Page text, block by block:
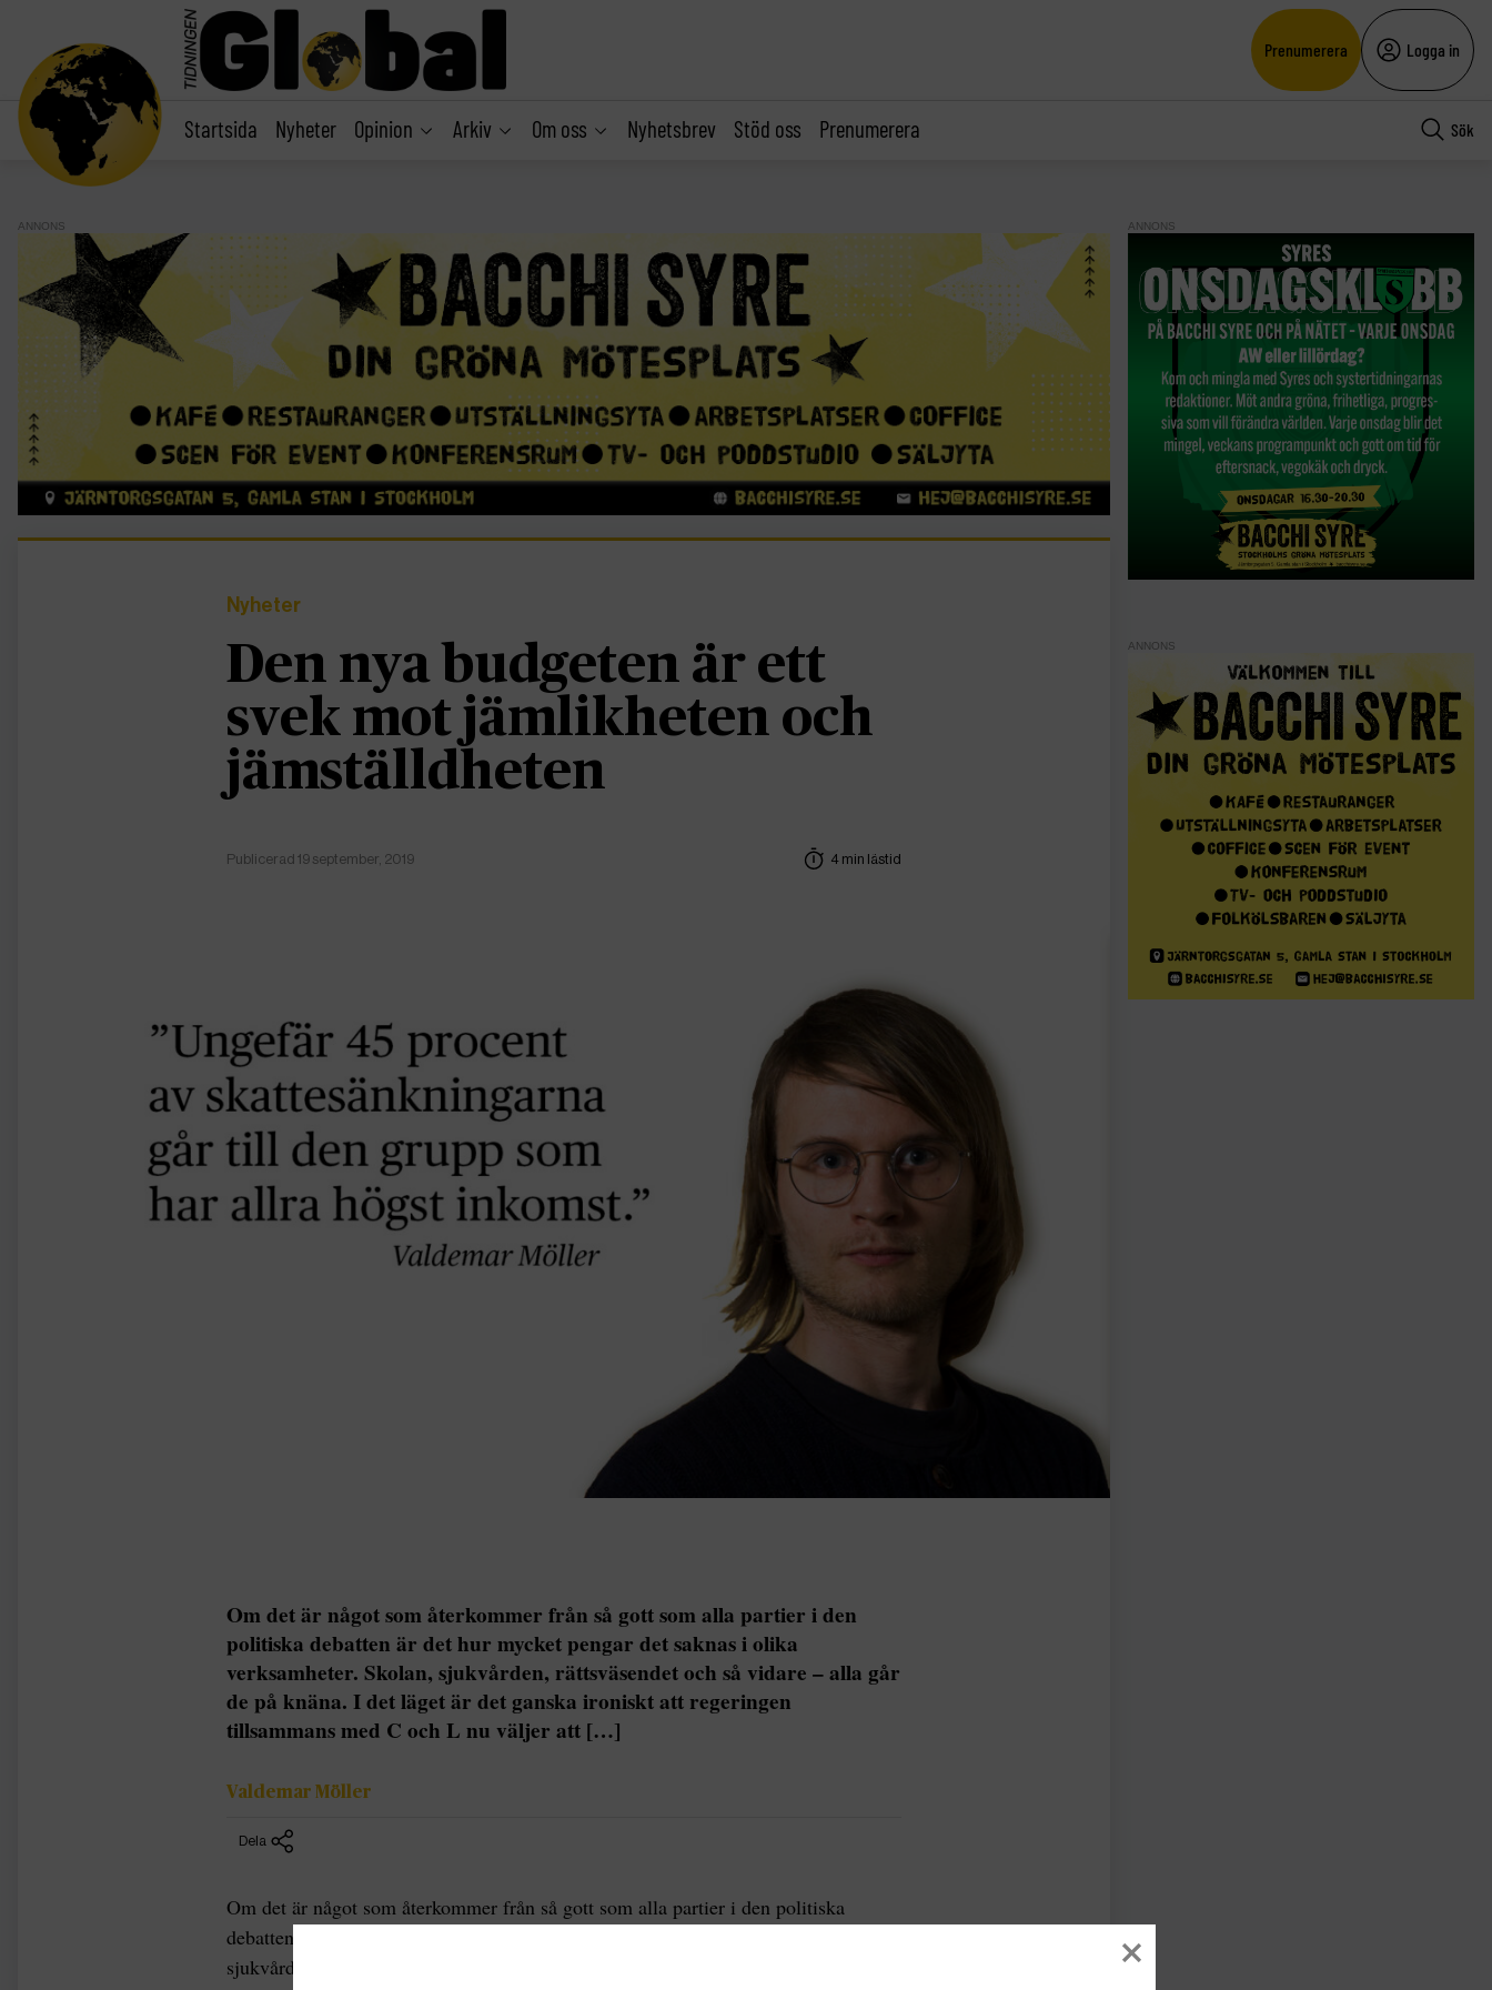
Prenumerera Logga in
Startsida Nyheter Opinion Arkiv Om oss Nyhetsbrev Stöd oss Prenumerera Sök
ANNONS
Nyheter
Den nya budgeten är ett
svek mot jämlikheten och
jämställdheten
Publicerad 19 september, 2019 4 min lästid
Om det är något som återkommer från så gott som alla partier i den
politiska debatten är det hur mycket pengar det saknas i olika
verksamheter. Skolan, sjukvården, rättsväsendet och så vidare – alla går
de på knäna. I det läget är det ganska ironiskt att regeringen
tillsammans med C och L nu väljer att […]
Valdemar Möller
Dela
Om det är något som återkommer från så gott som alla partier i den politiska
debatten är det hur mycket pengar det saknas i olika verksamheter. Skolan,
sjukvården, rättsväsendet och så vidare – alla går de på knäna. I det läget är det
ANNONS
ANNONS